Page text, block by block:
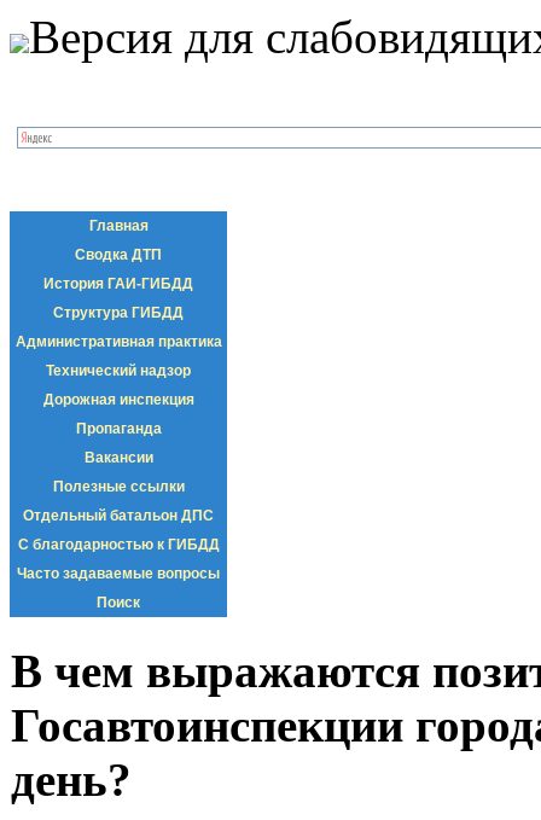
Версия для
Главная
Сводка ДТП
История ГАИ-ГИБДД
Структура ГИБДД
Административная практика
Технический надзор
Дорожная инспекция
Пропаганда
Вакансии
Полезные ссылки
Отдельный батальон ДПС
С благодарностью к ГИБДД
Часто задаваемые вопросы
Поиск
В чем выражаются
Госавтоинспекции
день?